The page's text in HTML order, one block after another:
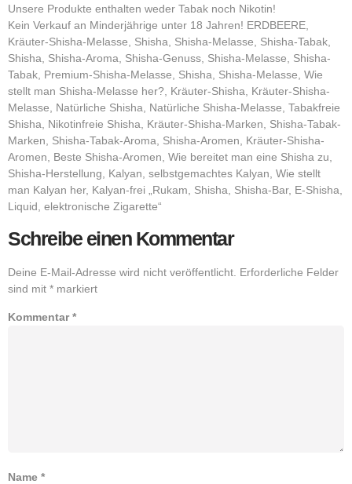
Unsere Produkte enthalten weder Tabak noch Nikotin!
Kein Verkauf an Minderjährige unter 18 Jahren! ERDBEERE,
Kräuter-Shisha-Melasse, Shisha, Shisha-Melasse, Shisha-Tabak,
Shisha, Shisha-Aroma, Shisha-Genuss, Shisha-Melasse, Shisha-
Tabak, Premium-Shisha-Melasse, Shisha, Shisha-Melasse, Wie
stellt man Shisha-Melasse her?, Kräuter-Shisha, Kräuter-Shisha-
Melasse, Natürliche Shisha, Natürliche Shisha-Melasse, Tabakfreie
Shisha, Nikotinfreie Shisha, Kräuter-Shisha-Marken, Shisha-Tabak-
Marken, Shisha-Tabak-Aroma, Shisha-Aromen, Kräuter-Shisha-
Aromen, Beste Shisha-Aromen, Wie bereitet man eine Shisha zu,
Shisha-Herstellung, Kalyan, selbstgemachtes Kalyan, Wie stellt
man Kalyan her, Kalyan-frei „Rukam, Shisha, Shisha-Bar, E-Shisha,
Liquid, elektronische Zigarette“
Schreibe einen Kommentar
Deine E-Mail-Adresse wird nicht veröffentlicht. Erforderliche Felder
sind mit * markiert
Kommentar*
Name *